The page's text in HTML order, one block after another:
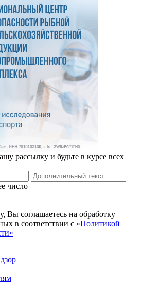
рассылку и будьте в курсе всех
число
Вы соглашаетесь на обработку
в соответствии с «Политикой